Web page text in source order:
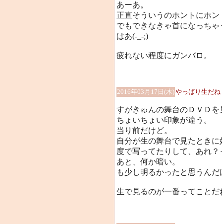
あーあ。
正直そういうのホントにホ
でもできなきゃ首になっち
はあ(-_-;)
疲れない程度にガンバロ。
2016年03月17日(木)やっばり生だね
すがきゅんの舞台のＤＶＤ
ちょいちょい印象が違う。
当り前だけど。
自分が生の舞台で見たとき
度で写ってたりして、あれ
あと、何か暗い。
も少し明るかったと思うんだ
生で見るのが一番ってことだ